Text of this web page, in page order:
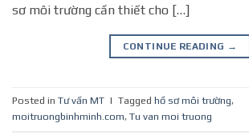
sơ môi trường cần thiết cho […]
CONTINUE READING →
Posted in Tư vấn MT | Tagged hồ sơ môi trường,
moitruongbinhminh.com, Tu van moi truong